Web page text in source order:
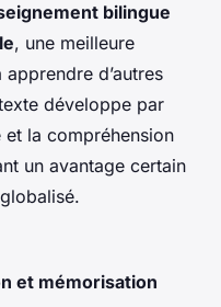
bilingue
, une meilleure
d’autres
développe par
et la compréhension
un avantage certain
et mémorisation